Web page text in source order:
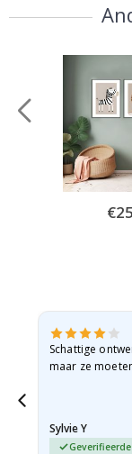
Price
Schattige
maar ze
beetje…
Sylvie Y